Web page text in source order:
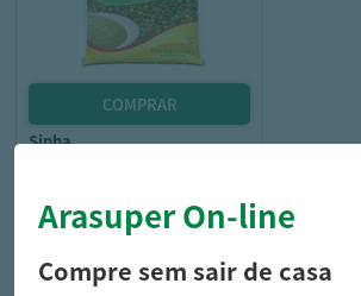
sinha
Arasuper On-line
Compre sem sair de casa